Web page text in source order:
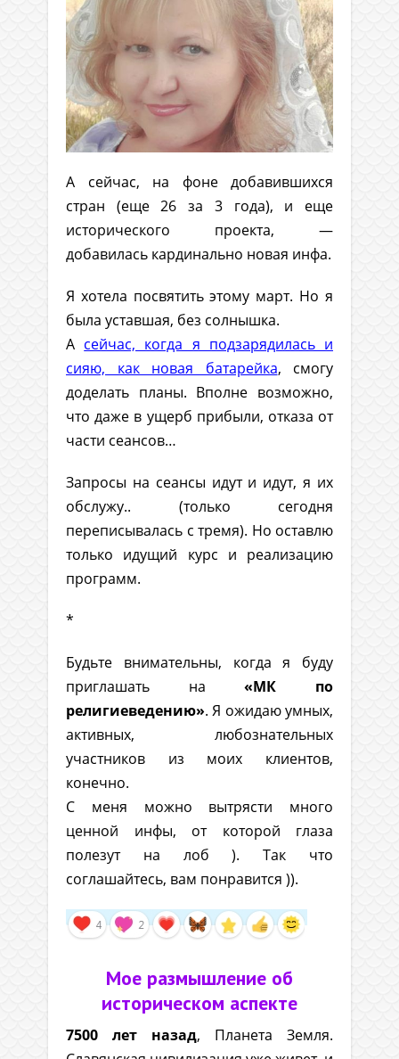
А сейчас, на фоне добавившихся
стран (еще 26 за 3 года), и еще
исторического проекта, —
добавилась кардинально новая инфа.
Я хотела посвятить этому март. Но я
была уставшая, без солнышка.
А сейчас, когда я подзарядилась и
сияю, как новая батарейка, смогу
доделать планы. Вполне возможно,
что даже в ущерб прибыли, отказа от
части сеансов…
Запросы на сеансы идут и идут, я их
обслужу.. (только сегодня
переписывалась с тремя). Но оставлю
только идущий курс и реализацию
программ.
*
Будьте внимательны, когда я буду
приглашать на«МК по
религиеведению». Я ожидаю умных,
активных, любознательных
участников из моих клиентов,
конечно.
С меня можно вытрясти много
ценной инфы, от которой глаза
полезут на лоб ). Так что
соглашайтесь, вам понравится )).
Мое размышление об
историческом аспекте
7500 лет назад, Планета Земля.